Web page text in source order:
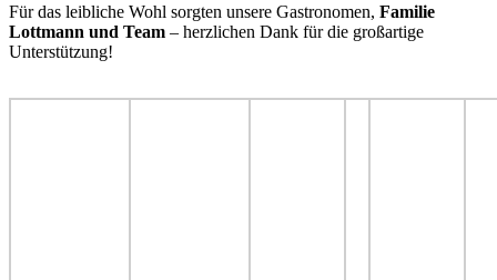
Für das leibliche Wohl sorgten unsere Gastronomen, Familie
Lottmann und Team – herzlichen Dank für die großartige
Unterstützung!